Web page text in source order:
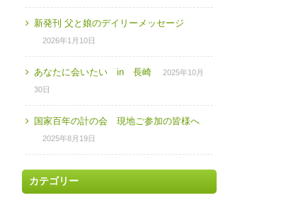
新発刊 父と娘のデイリーメッセージ
2026年1月10日
あなたに会いたい in 長崎
2025年10月
30日
国家百年の計の会 現地ご参加の皆様へ
2025年8月19日
カテゴリー